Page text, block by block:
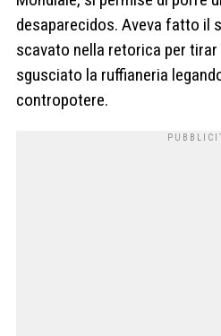
desaparecidos. Aveva fatto il
scavato nella retorica per
sgusciato la ruffianeria
contropotere.